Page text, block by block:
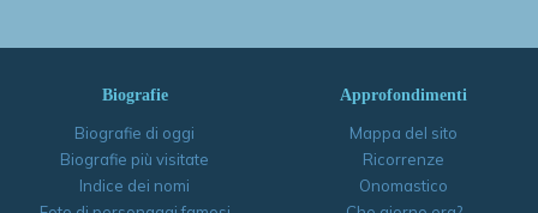
Biografie
Biografie di oggi
Biografie più visitate
Indice dei nomi
Approfondimenti
Mappa del sito
Ricorrenze
Onomastico